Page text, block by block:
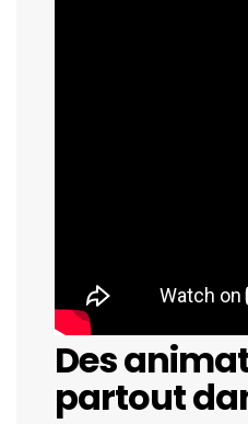
Des
partout